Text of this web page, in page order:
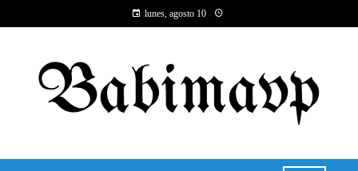
lunes, agosto 10